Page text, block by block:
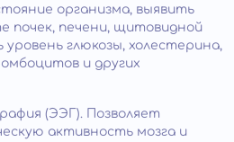
организма, выявить
почек, печени, щитовидной
уровень глюкозы, холестерина,
и других
(ЭЭГ). Позволяет
активность мозга и